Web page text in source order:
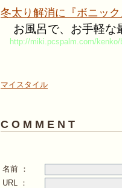
冬太り解消に『ボニック
お風呂で、お手軽な
http://miki.pcspalm.com/
マイスタイル
C O M M E N T
名前 ：
URL ：